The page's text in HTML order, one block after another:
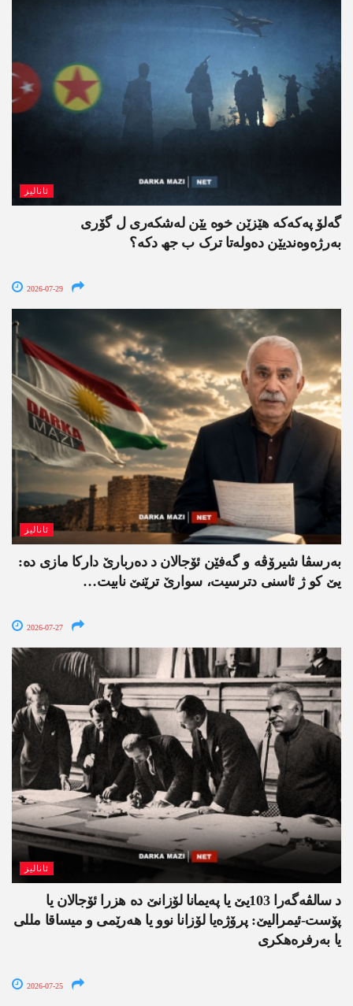
ئانالیز
گەلۆ پەکەکە ھێزێن خوە یێن لەشکەری ل گۆری
بەرژەوەندیێن دەولەتا ترک ب جھ دکە؟
2026-07-29
ئانالیز
بەرسڤا شیرۆڤە و گەفێن ئۆجالان د دەربارێ دارکا مازی دە:
یێ کو ژ ئاسنی دترسیت، سوارێ ترێنێ نابیت…
2026-07-27
ئانالیز
د سالڤەگەرا 103یێ یا پەیمانا لۆزانێ دە هزرا ئۆجالان یا
پۆست-ئیمرالیێ: پرۆژەیا لۆزانا نوو یا ھەرێمی و میساقا مللی
یا بەرفرەھکری
2026-07-25